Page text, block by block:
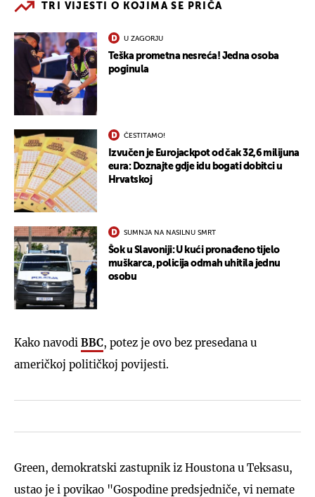
TRI VIJESTI O KOJIMA SE PRIČA
U ZAGORJU
Teška prometna nesreća! Jedna osoba
poginula
ČESTITAMO!
Izvučen je Eurojackpot od čak 32,6 milijuna
eura: Doznajte gdje idu bogati dobitci u
Hrvatskoj
SUMNJA NA NASILNU SMRT
Šok u Slavoniji: U kući pronađeno tijelo
muškarca, policija odmah uhitila jednu
osobu
Kako navodi BBC, potez je ovo bez presedana u
američkoj političkoj povijesti.
Green, demokratski zastupnik iz Houstona u Teksasu,
ustao je i povikao "Gospodine predsjedniče, vi nemate